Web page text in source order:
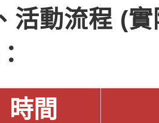
活動流程 (
時間